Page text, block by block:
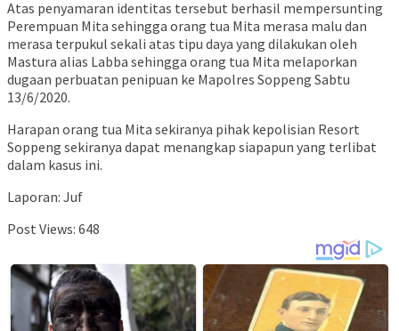
Atas penyamaran identitas tersebut berhasil mempersunting
Perempuan Mita sehingga orang tua Mita merasa malu dan
merasa terpukul sekali atas tipu daya yang dilakukan oleh
Mastura alias Labba sehingga orang tua Mita melaporkan
dugaan perbuatan penipuan ke Mapolres Soppeng Sabtu
13/6/2020.
Harapan orang tua Mita sekiranya pihak kepolisian Resort
Soppeng sekiranya dapat menangkap siapapun yang terlibat
dalam kasus ini.
Laporan: Juf
Post Views: 648